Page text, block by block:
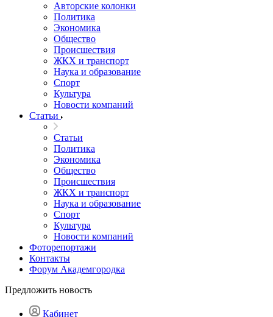
Авторские колонки
Политика
Экономика
Общество
Происшествия
ЖКХ и транспорт
Наука и образование
Спорт
Культура
Новости компаний
Статьи
Статьи
Политика
Экономика
Общество
Происшествия
ЖКХ и транспорт
Наука и образование
Спорт
Культура
Новости компаний
Фоторепортажи
Контакты
Форум Академгородка
Предложить новость
Кабинет